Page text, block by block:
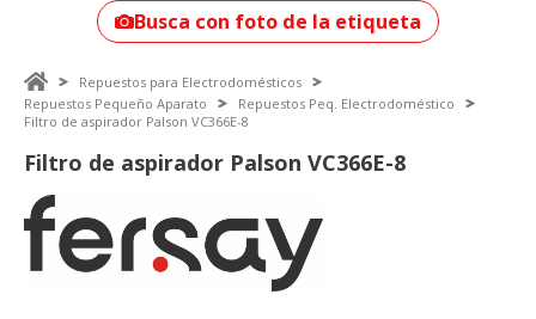
Busca con foto de la etiqueta
Repuestos para Electrodomésticos
Repuestos Pequeño Aparato
Repuestos Peq. Electrodoméstico
Filtro de aspirador Palson VC366E-8
Filtro de aspirador Palson VC366E-8